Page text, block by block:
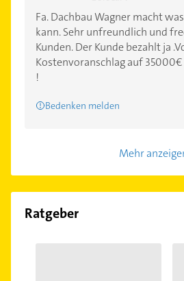
Fa. Dachbau Wagner macht
kann. Sehr unfreundlich und
Kunden. Der Kunde bezahlt ja
Kostenvoranschlag auf 35000€
!
Bedenken melden
Mehr
Ratgeber